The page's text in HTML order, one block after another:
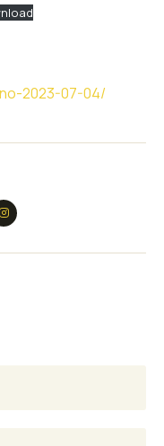
2023-07-04/